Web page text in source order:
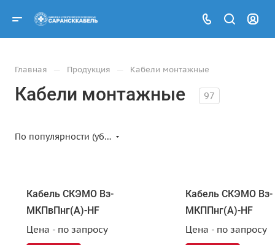
Главная — Продукция — Кабели монтажные
Кабели монтажные 97
По популярности (убывание)
Кабель СКЭМО Вз-
МКПвПнг(А)-HF
Цена - по запросу
Кабель СКЭМО Вз-
МКППнг(А)-HF
Цена - по запросу